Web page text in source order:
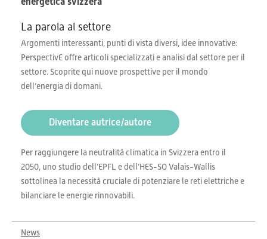
La parola al settore
Argomenti interessanti, punti di vista diversi, idee innovative:
PerspectivE offre articoli specializzati e analisi dal settore per il
settore. Scoprite qui nuove prospettive per il mondo
dell’energia di domani.
Diventare autrice/autore
Per raggiungere la neutralità climatica in Svizzera entro il
2050, uno studio dell’EPFL e dell’HES-SO Valais-Wallis
sottolinea la necessità cruciale di potenziare le reti elettriche e
bilanciare le energie rinnovabili.
News